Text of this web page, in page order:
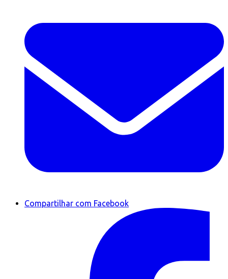
Compartilhar com Facebook